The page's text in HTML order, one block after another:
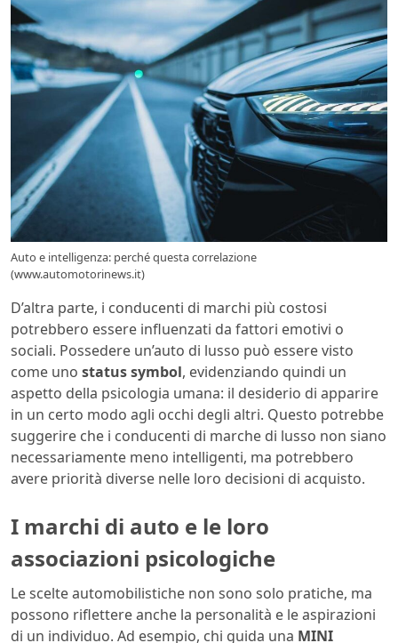
Auto e intelligenza: perché questa correlazione
(www.automotorinews.it)
D’altra parte, i conducenti di marchi più costosi
potrebbero essere influenzati da fattori emotivi o
sociali. Possedere un’auto di lusso può essere visto
come uno status symbol, evidenziando quindi un
aspetto della psicologia umana: il desiderio di apparire
in un certo modo agli occhi degli altri. Questo potrebbe
suggerire che i conducenti di marche di lusso non siano
necessariamente meno intelligenti, ma potrebbero
avere priorità diverse nelle loro decisioni di acquisto.
I marchi di auto e le loro
associazioni psicologiche
Le scelte automobilistiche non sono solo pratiche, ma
possono riflettere anche la personalità e le aspirazioni
di un individuo. Ad esempio, chi guida una MINI